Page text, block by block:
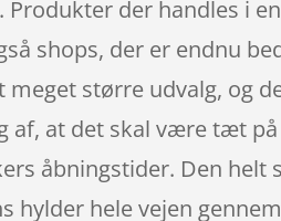
Produkter der handles i
shops, der er endnu
meget større udvalg, og
af, at det skal være tæt
åbningstider. Den
hylder hele vejen